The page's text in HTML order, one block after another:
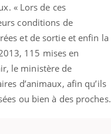
« Lors de ces
conditions de
et de sortie et enfin la
115 mises en
le ministère de
d’animaux, afin qu’ils
ou bien à des proches.